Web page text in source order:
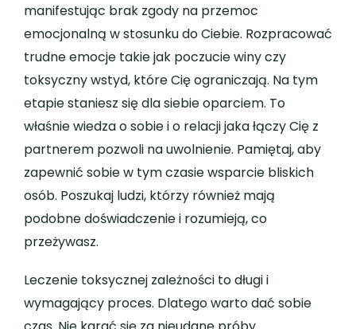
manifestując brak zgody na przemoc
emocjonalną w stosunku do Ciebie. Rozpracować
trudne emocje takie jak poczucie winy czy
toksyczny wstyd, które Cię ograniczają. Na tym
etapie staniesz się dla siebie oparciem. To
właśnie wiedza o sobie i o relacji jaka łączy Cię z
partnerem pozwoli na uwolnienie. Pamiętaj, aby
zapewnić sobie w tym czasie wsparcie bliskich
osób. Poszukaj ludzi, którzy również mają
podobne doświadczenie i rozumieją, co
przeżywasz.
Leczenie toksycznej zależności to długi i
wymagający proces. Dlatego warto dać sobie